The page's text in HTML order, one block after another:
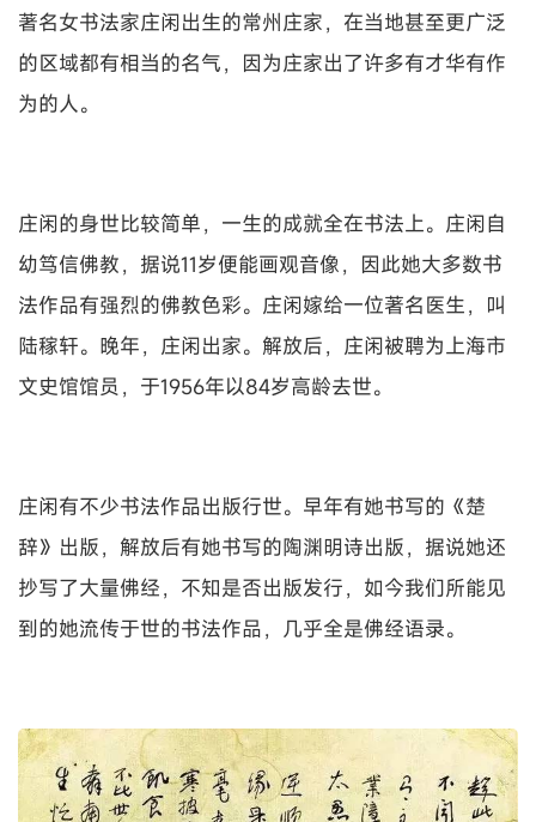
著名女书法家庄闲出生的常州庄家，在当地甚至更广泛
的区域都有相当的名气，因为庄家出了许多有才华有作
为的人。
庄闲的身世比较简单，一生的成就全在书法上。庄闲自
幼笃信佛教，据说11岁便能画观音像，因此她大多数书
法作品有强烈的佛教色彩。庄闲嫁给一位著名医生，叫
陆稼轩。晚年，庄闲出家。解放后，庄闲被聘为上海市
文史馆馆员，于1956年以84岁高龄去世。
庄闲有不少书法作品出版行世。早年有她书写的《楚
辞》出版，解放后有她书写的陶渊明诗出版，据说她还
抄写了大量佛经，不知是否出版发行，如今我们所能见
到的她流传于世的书法作品，几乎全是佛经语录。